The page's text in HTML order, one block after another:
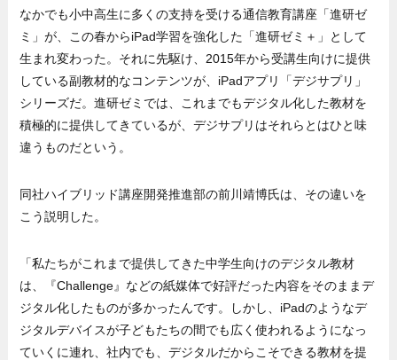
なかでも小中高生に多くの支持を受ける通信教育講座「進研ゼ
ミ」が、この春からiPad学習を強化した「進研ゼミ＋」として
生まれ変わった。それに先駆け、2015年から受講生向けに提供
している副教材的なコンテンツが、iPadアプリ「デジサプリ」
シリーズだ。進研ゼミでは、これまでもデジタル化した教材を
積極的に提供してきているが、デジサプリはそれらとはひと味
違うものだという。
同社ハイブリッド講座開発推進部の前川靖博氏は、その違いを
こう説明した。
「私たちがこれまで提供してきた中学生向けのデジタル教材
は、『Challenge』などの紙媒体で好評だった内容をそのままデ
ジタル化したものが多かったんです。しかし、iPadのようなデ
ジタルデバイスが子どもたちの間でも広く使われるようになっ
ていくに連れ、社内でも、デジタルだからこそできる教材を提